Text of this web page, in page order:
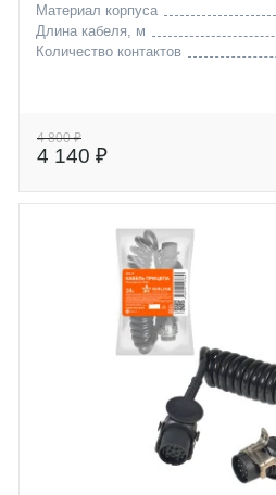
Материал корпуса
Длина кабеля, м
Количество контактов
4 800 ₽
4 140 ₽